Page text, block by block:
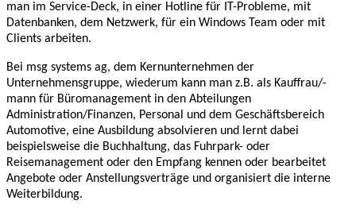
man im Service-Deck, in einer Hotline für IT-Probleme, mit
Datenbanken, dem Netzwerk, für ein Windows Team oder mit
Clients arbeiten.
Bei msg systems ag, dem Kernunternehmen der
Unternehmensgruppe, wiederum kann man z.B. als Kauffrau/-
mann für Büromanagement in den Abteilungen
Administration/Finanzen, Personal und dem Geschäftsbereich
Automotive, eine Ausbildung absolvieren und lernt dabei
beispielsweise die Buchhaltung, das Fuhrpark- oder
Reisemanagement oder den Empfang kennen oder bearbeitet
Angebote oder Anstellungsverträge und organisiert die interne
Weiterbildung.